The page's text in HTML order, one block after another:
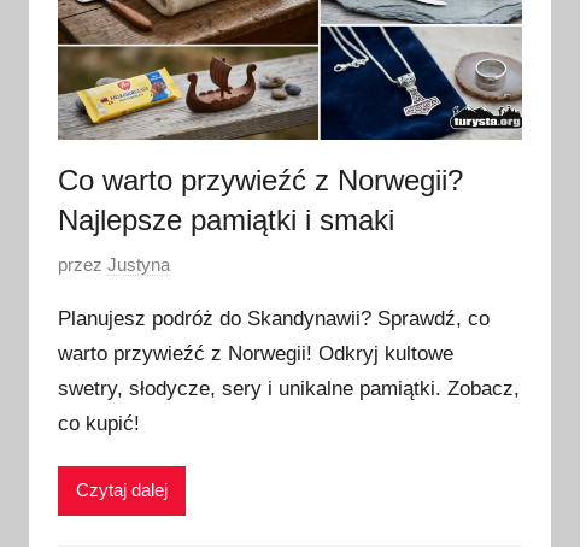
Co warto przywieźć z Norwegii?
Najlepsze pamiątki i smaki
O
u
b
l
i
w
przez Justyna
Planujesz podróż do Skandynawii? Sprawdź, co
warto przywieźć z Norwegii! Odkryj kultowe
swetry, słodycze, sery i unikalne pamiątki. Zobacz,
co kupić!
Czytaj dalej